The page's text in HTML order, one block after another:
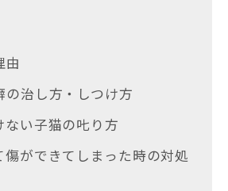
由
の治し方・しつけ方
ない子猫の𠮟り方
傷ができてしまった時の対処